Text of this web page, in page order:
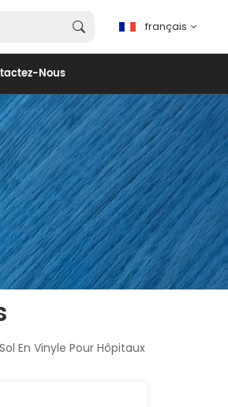
français
français
English
español
português
العربية
Nous
En Vinyle Pour Hôpitaux